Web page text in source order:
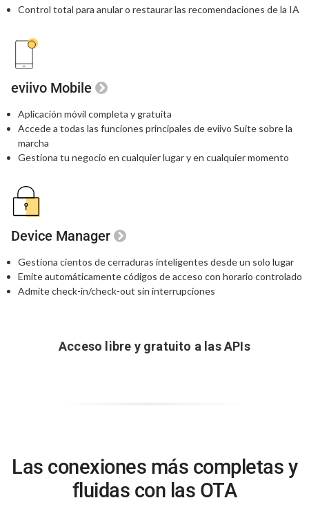
Control total para anular o restaurarlas recomendaciones de la IA
eviivo Mobile
Aplicación móvil completa y gratuita
Accede a todas las funciones principales de eviivo Suite sobre la
marcha
Gestiona tu negocio en cualquier lugary en cualquier momento
Device Manager
Gestiona cientos de cerraduras inteligentes desde un solo lugar
Emite automáticamente códigos de acceso con horario controlado
Admite check-in/check-out sin interrupciones
Acceso libre y gratuito a las APIs
Las conexiones más completas y
fluidas con las OTA